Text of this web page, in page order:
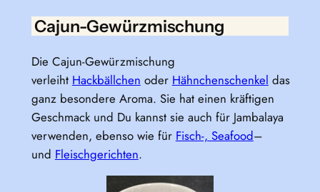
Cajun-Gewürzmischung
Die Cajun-Gewürzmischung
verleiht Hackbällchen oder Hähnchenschenkel das
ganz besondere Aroma. Sie hat einen kräftigen
Geschmack und Du kannst sie auch für Jambalaya
verwenden, ebenso wie für Fisch-, Seafood–
und Fleischgerichten.